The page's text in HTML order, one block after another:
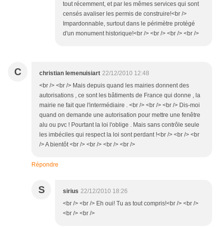
tout récemment, et par les mêmes services qui sont
censés avaliser les permis de construire!<br />
Impardonnable, surtout dans le périmètre protégé
d'un monument historique!<br /> <br /> <br /> <br />
C christian lemenuisiart 22/12/2010 12:48
<br /> <br /> Mais depuis quand les mairies donnent des
autorisations , ce sont les bâtiments de France qui donne , la
mairie ne fait que l'intermédiaire . <br /> <br /> <br /> Dis-moi
quand on demande une autorisation pour mettre une fenêtre
alu ou pvc ! Pourtant la loi l'oblige . Mais sans contrôle seule
les imbéciles qui respect la loi sont perdant !<br /> <br /> <br
/> A bientôt <br /> <br /> <br /> <br />
Répondre
S sirius 22/12/2010 18:26
<br /> <br /> Eh oui! Tu as tout compris!<br /> <br />
<br /> <br />